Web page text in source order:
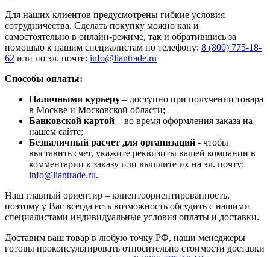
Для наших клиентов предусмотрены гибкие условия
сотрудничества. Сделать покупку можно как и
самостоятельно в онлайн-режиме, так и обратившись за
помощью к нашим специалистам по телефону: 8 (800) 775-18-
62 или по эл. почте: info@liantrade.ru
Способы оплаты:
Наличными курьеру – доступно при получении товара
в Москве и Московской области;
Банковской картой – во время оформления заказа на
нашем сайте;
Безналичный расчет для организаций - чтобы
выставить счет, укажите реквизиты вашей компании в
комментарии к заказу или вышлите их на эл. почту:
info@liantrade.ru.
Наш главный ориентир – клиентоориентированность,
поэтому у Вас всегда есть возможность обсудить с нашими
специалистами индивидуальные условия оплаты и доставки.
Доставим ваш товар в любую точку РФ, наши менеджеры
готовы проконсультировать относительно стоимости доставки